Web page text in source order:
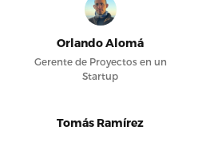
Orlando Alomá
Gerente de Proyectos en un
Startup
Tomás Ramírez